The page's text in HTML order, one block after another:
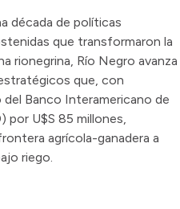
década de políticas
que transformaron la
rionegrina, Río Negro avanza
que, con
Banco Interamericano de
por U$S 85 millones,
agrícola-ganadera a
riego.